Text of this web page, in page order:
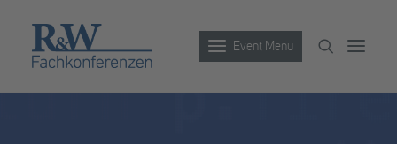
Event Menü